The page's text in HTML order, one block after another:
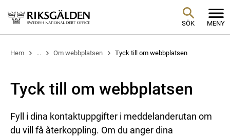
SÖK MENY
Hem ... Om webbplatsen Tyck till om webbplatsen
Tyck till om webbplatsen
Fyll i dina kontaktuppgifter i meddelanderutan om
du vill få återkoppling. Om du anger dina